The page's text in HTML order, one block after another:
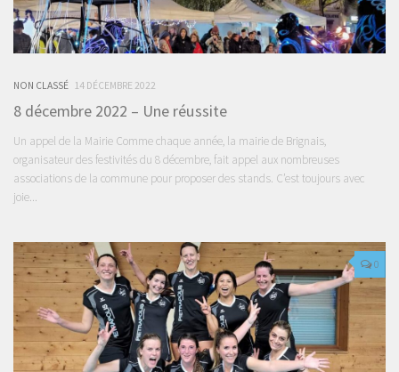
NON CLASSÉ 14 DÉCEMBRE 2022
8 décembre 2022 – Une réussite
Un appel de la Mairie Comme chaque année, la mairie de Brignais,
organisateur des festivités du 8 décembre, fait appel aux nombreuses
associations de la commune pour proposer des stands. C’est toujours avec
joie...
0